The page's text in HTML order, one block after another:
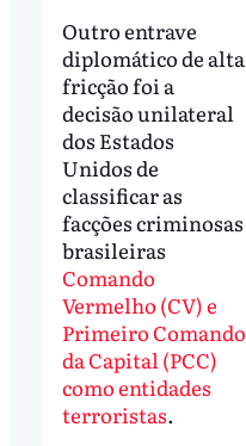
Outro entrave
diplomático de alta
fricção foi a
decisão unilateral
dos Estados
Unidos de
classificar as
facções criminosas
brasileiras
Comando
Vermelho (CV) e
Primeiro Comando
da Capital (PCC)
como entidades
terroristas.